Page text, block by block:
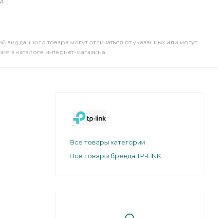
вид данного товара могут отличаться от указанных или могут
в каталоге интернет-магазина.
Все товары категории
Все товары бренда TP-LINK